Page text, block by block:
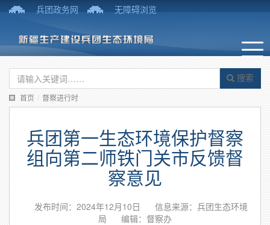
兵团政务网 无障碍浏览
搜索
首页 / 督察进行时
兵团第一生态环境保护督察
组向第二师铁门关市反馈督
察意见
发布时间：2024年12月10日
信息来源：兵团生态环境
局
编辑：督察办